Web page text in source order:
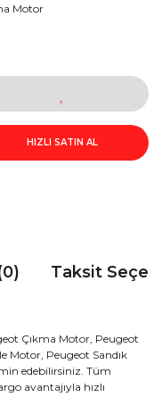
Motor
HIZLI SATIN AL
Taksit
Çıkma Motor, Peugeot
Motor, Peugeot Sandık
edebilirsiniz. Tüm
avantajıyla hızlı